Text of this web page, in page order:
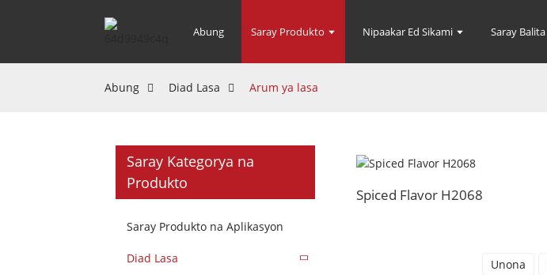
Abung Saray Produkto Nipaakar Ed Sikami Saray Balita
Abung Diad Lasa Arum ya lasa
Saray Kategorya na
Produkto
Saray Produkto na Aplikasyon
Diad Lasa
Spiced Flavor H2068
Unona